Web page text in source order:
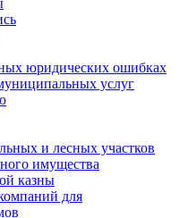
юридических ошибках
услуг
и лесных участков
имущества
казны
для